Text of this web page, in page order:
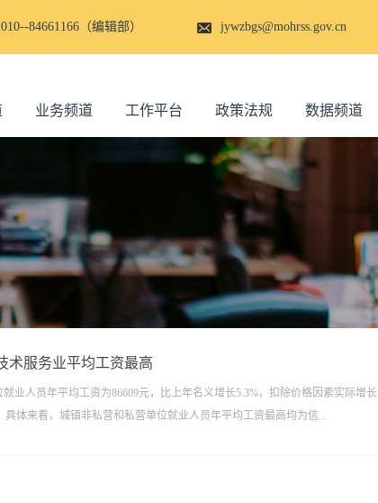
010--84661166（编辑部） jywzbgs@mohrss.gov.cn
业务频道 工作平台 政策法规 数据频道
术服务业平均工资最高
业人员年平均工资为86609元，比上年名义增长5.3%，扣除价格因素实际增长
体来看，城镇非私营和私营单位就业人员年平均工资最高均为信...